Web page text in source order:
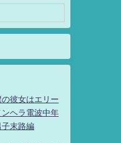
彼女はエリー
ヘラ電波中年
末路編